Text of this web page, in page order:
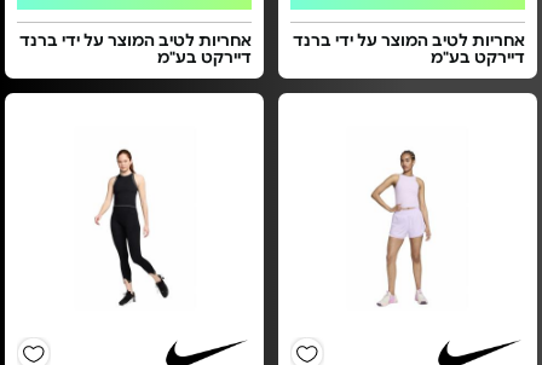
אחריות לטיב המוצר על ידי ברנד
דיירקט בע"מ
אחריות לטיב המוצר על ידי ברנד
דיירקט בע"מ